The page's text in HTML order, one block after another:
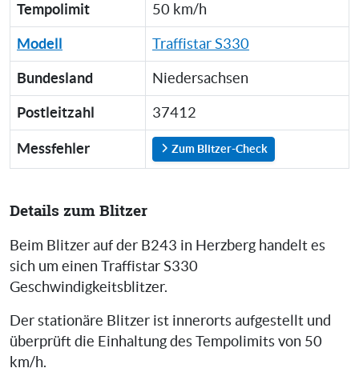
Tempolimit 50 km/h
Modell Traffistar S330
Bundesland Niedersachsen
Postleitzahl 37412
Messfehler Zum Blitzer-Check
Details zum Blitzer
Beim Blitzer auf der B243 in Herzberg handelt es
sich um einen Traffistar S330
Geschwindigkeitsblitzer.
Der stationäre Blitzer ist innerorts aufgestellt und
überprüft die Einhaltung des Tempolimits von 50
km/h.